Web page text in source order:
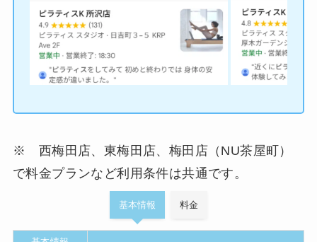
※ 西梅田店、東梅田店、梅田店（NU茶屋町）
で料金プランなど利用条件は共通です。
基本情報 料金